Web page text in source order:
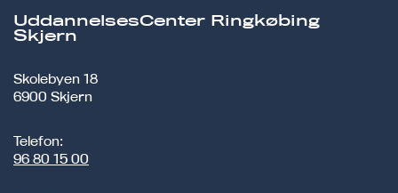
UddannelsesCenter Ringkøbing
Skjern
Skolebyen 18
6900 Skjern
Telefon:
96 80 15 00